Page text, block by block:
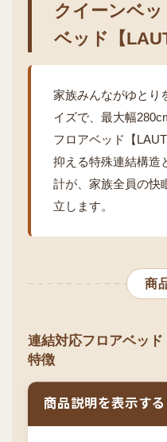
クイーンベ
ベッド【
家族みんながゆとり
イズで、最大幅
フロアベッド【
抑える特殊連結構造
計が、家族全員の快
立します。
商
連結対応フロアベッ
特徴
商品説明を表示する